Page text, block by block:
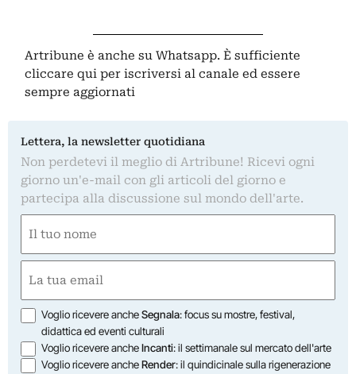
Artribune è anche su Whatsapp. È sufficiente
cliccare qui per iscriversi al canale ed essere
sempre aggiornati
Lettera, la newsletter quotidiana
Non perdetevi il meglio di Artribune! Ricevi ogni
giorno un'e-mail con gli articoli del giorno e
partecipa alla discussione sul mondo dell'arte.
(Required)
First
(Required)
Opzioni
Voglio ricevere ancheSegnala: focus su mostre, festival,
didattica ed eventi culturali
Voglio ricevere ancheIncanti: il settimanale sul mercato dell'arte
Voglio ricevere ancheRender: il quindicinale sulla rigenerazione